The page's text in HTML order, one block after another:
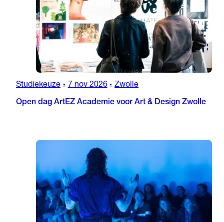
Studiekeuze • 7 nov 2026 • Zwolle
Open dag ArtEZ Academie voor Art & Design Zwolle